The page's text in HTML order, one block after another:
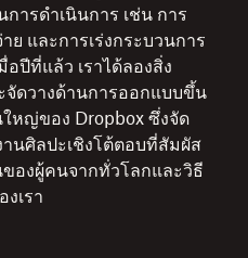
ารดำเนินการ เช่น การ
และการเร่งกระบวนการ
ปีที่แล้ว เราได้ลองสิ่ง
จัดวางด้านการออกแบบขึ้น
หญ่ของ Dropbox ซึ่งจัด
นศิลปะเชิงโต้ตอบที่สัมผัส
องผู้คนจากทั่วโลกและวิธี
เรา